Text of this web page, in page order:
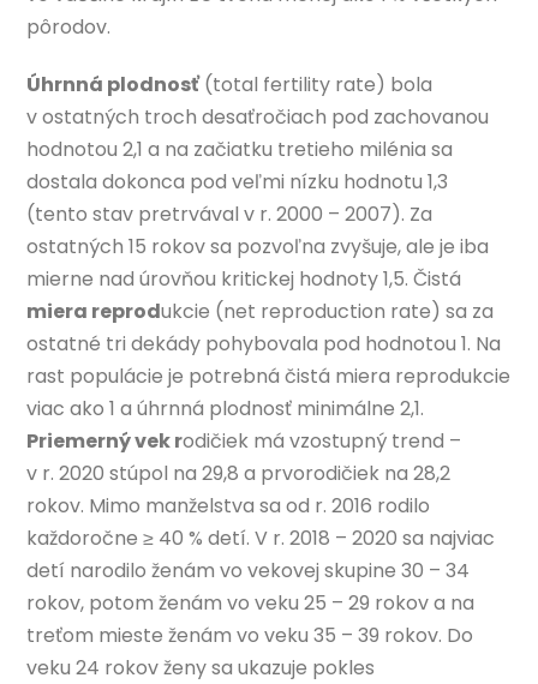
pôrodov.
Úhrnná plodnosť(total fertility rate) bola
v ostatných troch desaťročiach pod zachovanou
hodnotou 2,1 a na začiatku tretieho milénia sa
dostala dokonca pod veľmi nízku hodnotu 1,3
(tento stav pretrvával v r. 2000 – 2007). Za
ostatných 15 rokov sa pozvoľna zvyšuje, ale je iba
mierne nad úrovňou kritickej hodnoty 1,5. Čistá
miera reprodukcie (net reproduction rate) sa za
ostatné tri dekády pohybovala pod hodnotou 1. Na
rast populácie je potrebná čistá miera reprodukcie
viac ako 1 a úhrnná plodnosť minimálne 2,1.
Priemerný vek rodičiek má vzostupný trend –
v r. 2020 stúpol na 29,8 a prvorodičiek na 28,2
rokov. Mimo manželstva sa od r. 2016 rodilo
každoročne ≥ 40 % detí. V r. 2018 – 2020 sa najviac
detí narodilo ženám vo vekovej skupine 30 – 34
rokov, potom ženám vo veku 25 – 29 rokov a na
treťom mieste ženám vo veku 35 – 39 rokov. Do
veku 24 rokov ženy sa ukazuje pokles